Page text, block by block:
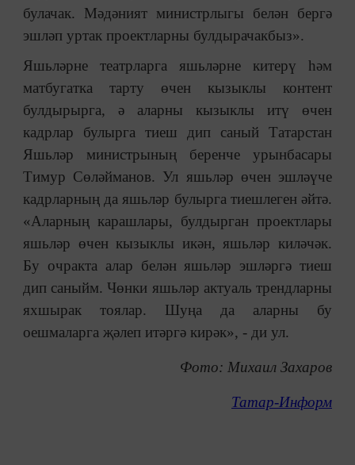
булачак. Мәдәният министрлыгы белән бергә
эшләп уртак проектларны булдырачакбыз».
Яшьләрне театрларга яшьләрне китерү һәм
матбугатка тарту өчен кызыклы контент
булдырырга, ә аларны кызыклы итү өчен
кадрлар булырга тиеш дип саный Татарстан
Яшьләр министрының беренче урынбасары
Тимур Сөләйманов. Ул яшьләр өчен эшләүче
кадрларның да яшьләр булырга тиешлеген әйтә.
«Аларның карашлары, булдырган проектлары
яшьләр өчен кызыклы икән, яшьләр киләчәк.
Бу очракта алар белән яшьләр эшләргә тиеш
дип саныйм. Чөнки яшьләр актуаль трендларны
яхшырак тоялар. Шуңа да аларны бу
оешмаларга җәлеп итәргә кирәк», - ди ул.
Фото: Михаил Захаров
Татар-Информ